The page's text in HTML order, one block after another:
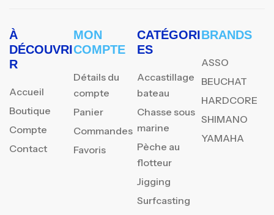
À
DÉCOUVRI
R
Accueil
Boutique
Compte
Contact
MON
COMPTE
Détails du
compte
Panier
Commandes
Favoris
CATÉGORI
ES
Accastillage
bateau
Chasse sous
marine
Pèche au
flotteur
Jigging
Surfcasting
BRANDS
ASSO
BEUCHAT
HARDCORE
SHIMANO
YAMAHA